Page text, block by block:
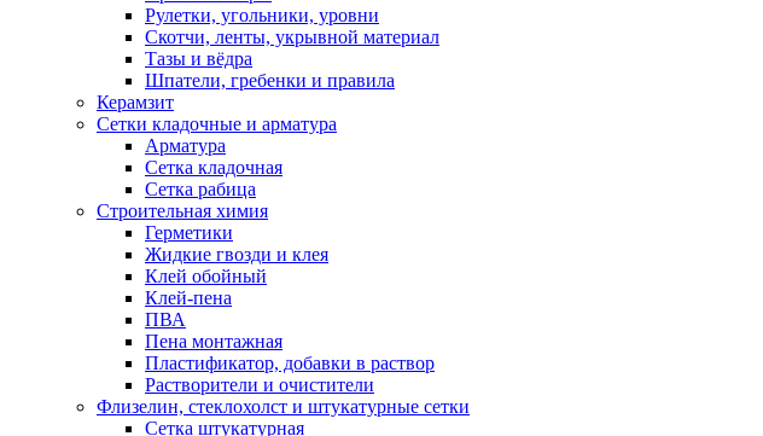
Рулетки, угольники, уровни
Скотчи, ленты, укрывной материал
Тазы и вёдра
Шпатели, гребенки и правила
Керамзит
Сетки кладочные и арматура
Арматура
Сетка кладочная
Сетка рабица
Строительная химия
Герметики
Жидкие гвозди и клея
Клей обойный
Клей-пена
ПВА
Пена монтажная
Пластификатор, добавки в раствор
Растворители и очистители
Флизелин, стеклохолст и штукатурные сетки
Сетка штукатурная